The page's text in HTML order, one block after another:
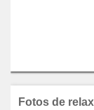
Fotos de